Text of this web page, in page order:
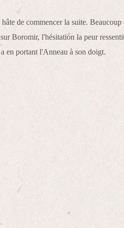
de commencer la suite.
Boromir, l'hésitation la peur
en portant l'Anneau à son doigt.